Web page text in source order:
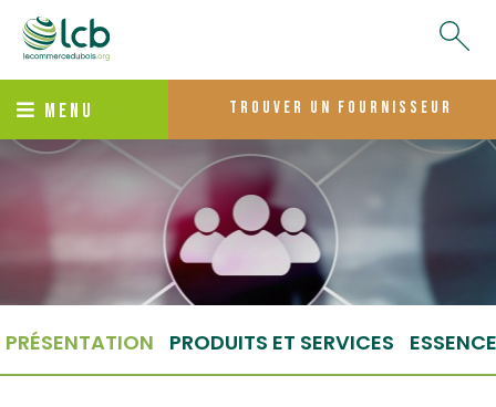
MENU trouver un fournisseur
PRÉSENTATION PRODUITS ET SERVICES